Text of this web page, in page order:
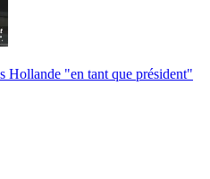
Hollande "en tant que président"